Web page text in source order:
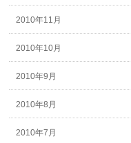
2010年11月
2010年10月
2010年9月
2010年8月
2010年7月